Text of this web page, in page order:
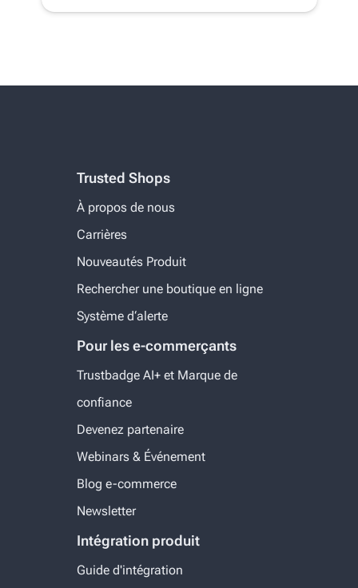
Trusted Shops
À propos de nous
Carrières
Nouveautés Produit
Rechercher une boutique en ligne
Système d‘alerte
Pour les e-commerçants
Trustbadge AI+ et Marque de
confiance
Devenez partenaire
Webinars & Événement
Blog e-commerce
Newsletter
Intégration produit
Guide d'intégration